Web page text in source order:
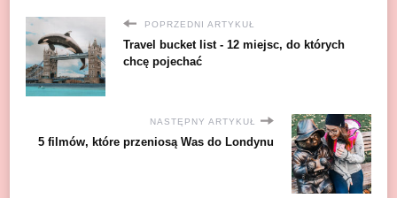
POPRZEDNI ARTYKUŁ
Travel bucket list - 12 miejsc, do których
chcę pojechać
NASTĘPNY ARTYKUŁ
5 filmów, które przeniosą Was do Londynu